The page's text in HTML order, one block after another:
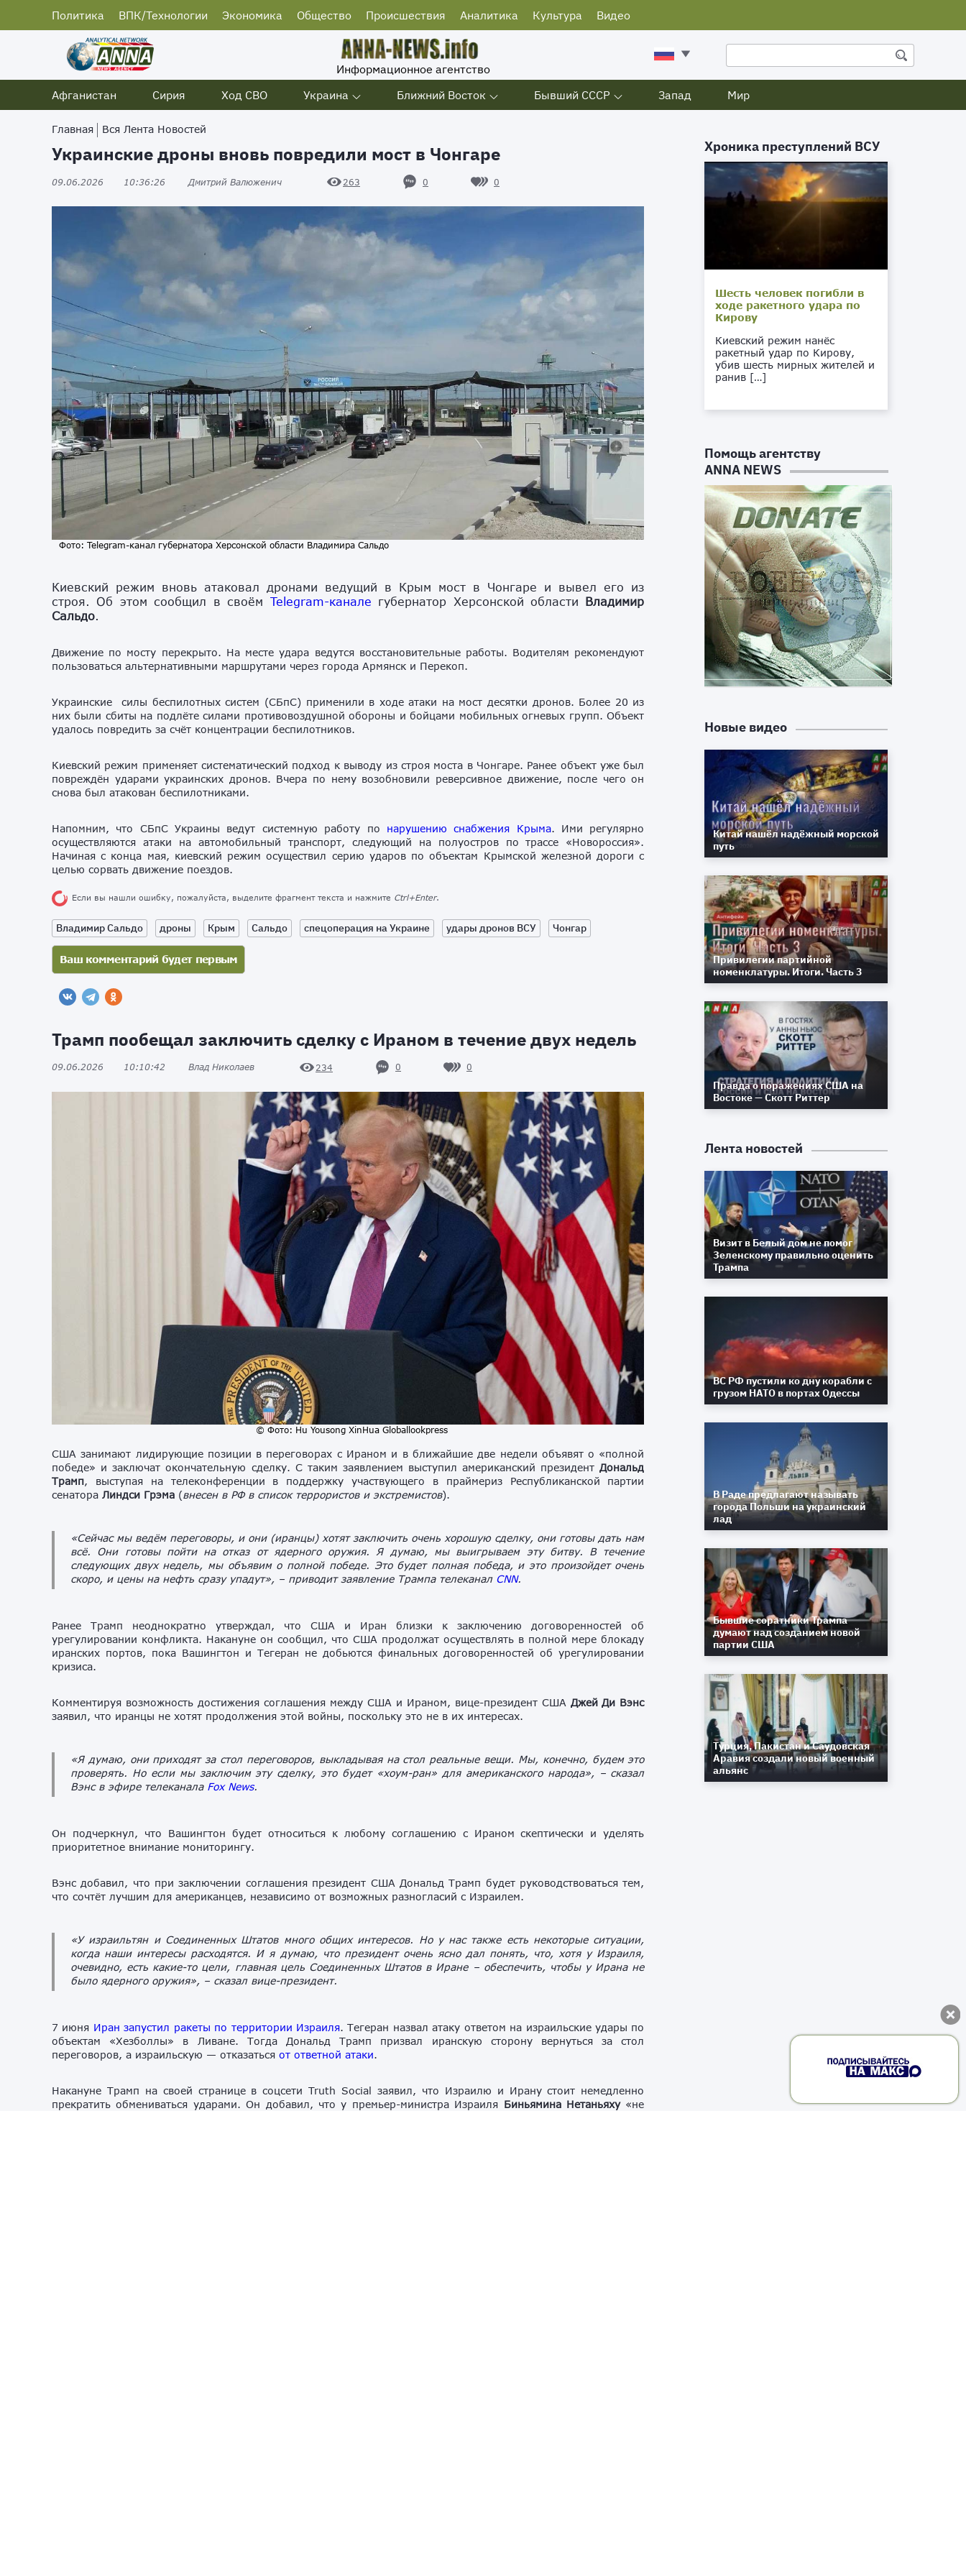
Политика ВПК/Технологии Экономика Общество Происшествия Аналитика Культура Видео
Информационное агентство
Афганистан
Сирия Ход СВО Украина Ближний Восток Бывший СССР Запад Мир
Главная Вся Лента Новостей
Украинские дроны вновь повредили мост в Чонгаре
09.06.2026 10:36:26 Дмитрий Валюженич 263 0 0
Фото: Telegram-канал губернатора Херсонской области Владимира Сальдо
Киевский режим вновь атаковал дронами ведущий в Крым мост в Чонгаре и вывел его из
строя. Об этом сообщил в своём Telegram-канале губернатор Херсонской области Владимир
Сальдо
Движение по мосту перекрыто. На месте удара ведутся восстановительные работы. Водителям рекомендуют
пользоваться альтернативными маршрутами через города Армянск и Перекоп.
Украинские силы беспилотных систем (СБпС) применили в ходе атаки на мост десятки дронов. Более 20 из
них были сбиты на подлёте силами противовоздушной обороны и бойцами мобильных огневых групп. Объект
удалось повредить за счёт концентрации беспилотников.
Киевский режим применяет систематический подход к выводу из строя моста в Чонгаре. Ранее объект уже был
повреждён ударами украинских дронов. Вчера по нему возобновили реверсивное движение, после чего он
снова был атакован беспилотниками.
Напомним, что СБпС Украины ведут системную работу по нарушению снабжения Крыма. Ими регулярно
осуществляются атаки на автомобильный транспорт, следующий на полуостров по трассе «Новороссия».
Начиная с конца мая, киевский режим осуществил серию ударов по объектам Крымской железной дороги с
целью сорвать движение поездов.
Если вы нашли ошибку, пожалуйста, выделите фрагмент текста и нажмите Ctrl+Enter.
Владимир Сальдо дроны Крым Сальдо спецоперация на Украине удары дронов ВСУ Чонгар
Трамп пообещал заключить сделку с Ираном в течение двух недель
09.06.2026 10:10:42 Влад Николаев 234 0 0
© Фото: Hu Yousong XinHua Globallookpress
США занимают лидирующие позиции в переговорах с Ираном и в ближайшие две недели объявят о «полной
победе» и заключат окончательную сделку. С таким заявлением выступил американский президентДональд
Трамп, выступая на телеконференции в поддержку участвующего в праймериз Республиканской партии
сенатора Линдси Грэма (внесен в РФ в список террористов и экстремистов).
«Сейчас мы ведём переговоры, и они (иранцы) хотят заключить очень хорошую сделку, они готовы дать нам
всё. Они готовы пойти на отказ от ядерного оружия. Я думаю, мы выигрываем эту битву. В течение
следующих двух недель, мы объявим о полной победе. Это будет полная победа, и это произойдет очень
скоро, и цены на нефть сразу упадут», – приводит заявление Трампа телеканал CNN.
Ранее Трамп неоднократно утверждал, что США и Иран близки к заключению договоренностей об
урегулировании конфликта. Накануне он сообщил, что США продолжат осуществлять в полной мере блокаду
иранских портов, пока Вашингтон и Тегеран не добьются финальных договоренностей об урегулировании
кризиса.
Комментируя возможность достижения соглашения между США и Ираном, вице-президент США Джей Ди Вэнс
заявил, что иранцы не хотят продолжения этой войны, поскольку это не в их интересах.
«Я думаю, они приходят за стол переговоров, выкладывая на стол реальные вещи. Мы, конечно, будем это
проверять. Но если мы заключим эту сделку, это будет «хоум-ран» для американского народа»,– сказал
Вэнс в эфире телеканала Fox News.
Он подчеркнул, что Вашингтон будет относиться к любому соглашению с Ираном скептически и уделять
приоритетное внимание мониторингу.
Вэнс добавил, что при заключении соглашения президент США Дональд Трамп будет руководствоваться тем,
что сочтёт лучшим для американцев, независимо от возможных разногласий с Израилем.
«У израильтян и Соединенных Штатов много общих интересов. Но у нас также есть некоторые ситуации,
когда наши интересы расходятся. И я думаю, что президент очень ясно дал понять, что, хотя у Израиля,
очевидно, есть какие-то цели, главная цель Соединенных Штатов в Иране – обеспечить, чтобы у Ирана не
было ядерного оружия», – сказал вице-президент.
7 июня Иран запустил ракеты по территории Израиля. Тегеран назвал атаку ответом на израильские удары по
объектам «Хезболлы» в Ливане. Тогда Дональд Трамп призвал иранскую сторону вернуться за стол
переговоров, а израильскую — отказаться от ответной атаки.
Накануне Трамп на своей странице в соцсети Truth Social заявил, что Израилю и Ирану стоит немедленно
прекратить обмениваться ударами. Он добавил, что у премьер-министра Израиля Биньямина Нетаньяху«не
Хроника преступлений ВСУ
Шесть человек погибли в
ходе ракетного удара по
Кирову
Киевский режим нанёс
ракетный удар по Кирову,
убив шесть мирных жителей и
ранив […]
Помощь агентству
ANNA NEWS
Новые видео
Китай нашёл надёжный морской
путь
Привилегии партийной
номенклатуры. Итоги. Часть 3
Правда о поражениях США на
Востоке — Скотт Риттер
Лента новостей
Визит в Белый дом не помог
Зеленскому правильно оценить
Трампа
ВС РФ пустили ко дну корабли с
грузом НАТО в портах Одессы
В Раде предлагают называть
города Польши на украинский
лад
Бывшие соратники Трампа
думают над созданием новой
партии США
Турция, Пакистан и Саудовская
Аравия создали новый военный
альянс